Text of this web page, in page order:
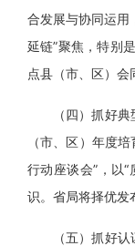
合发展与协同运用
延链”聚焦，特别
点县（市、区）会
（四）抓好
（市、区）年度
行动座谈会”，以
识。省局将择优发
（五）抓好